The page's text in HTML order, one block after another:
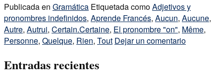
Publicada en Gramática Etiquetada comoAdjetivos y
pronombres indefinidos, Aprende Francés, Aucun, Aucune,
Autre, Autrui, Certain.Certaine, El pronombre "on", Même,
Personne, Quelque, Rien, Tout Dejar un comentario
Entradas recientes